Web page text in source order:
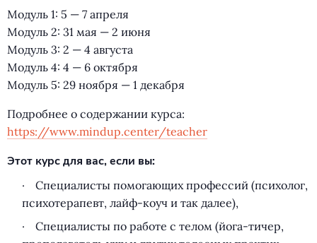
Модуль 1: 5 — 7 апреля
Модуль 2: 31 мая — 2 июня
Модуль 3: 2 — 4 августа
Модуль 4: 4 — 6 октября
Модуль 5: 29 ноября — 1 декабря
Подробнее о содержании курса:
https://www.mindup.center/teacher
Этот курс для вас, если вы:
Специалисты помогающих профессий (психолог,
психотерапевт, лайф-коуч и так далее),
Специалисты по работе с телом (йога-тичер,